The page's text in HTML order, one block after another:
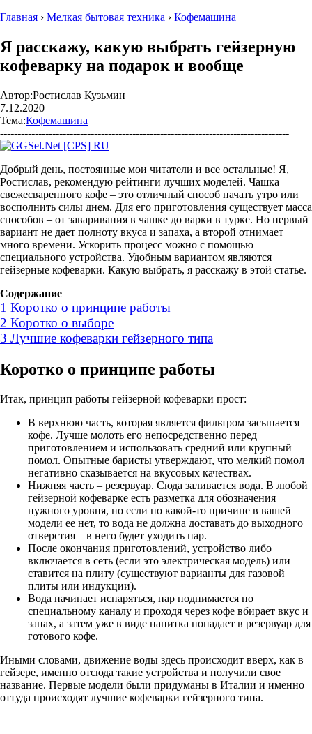
Главная › Мелкая бытовая техника › Кофемашина
Я расскажу, какую выбрать гейзерную
кофеварку на подарок и вообще
Автор:Ростислав Кузьмин
7.12.2020
Тема:Кофемашина
-----------------------------------------------------------------------------------
Добрый день, постоянные мои читатели и все остальные! Я,
Ростислав, рекомендую рейтинги лучших моделей. Чашка
свежесваренного кофе – это отличный способ начать утро или
восполнить силы днем. Для его приготовления существует масса
способов – от заваривания в чашке до варки в турке. Но первый
вариант не дает полноту вкуса и запаха, а второй отнимает
много времени. Ускорить процесс можно с помощью
специального устройства. Удобным вариантом являются
гейзерные кофеварки. Какую выбрать, я расскажу в этой статье.
Содержание
1 Коротко о принципе работы
2 Коротко о выборе
3 Лучшие кофеварки гейзерного типа
Коротко о принципе работы
Итак, принцип работы гейзерной кофеварки прост:
В верхнюю часть, которая является фильтром засыпается
кофе. Лучше молоть его непосредственно перед
приготовлением и использовать средний или крупный
помол. Опытные баристы утверждают, что мелкий помол
негативно сказывается на вкусовых качествах.
Нижняя часть – резервуар. Сюда заливается вода. В любой
гейзерной кофеварке есть разметка для обозначения
нужного уровня, но если по какой-то причине в вашей
модели ее нет, то вода не должна доставать до выходного
отверстия – в него будет уходить пар.
После окончания приготовлений, устройство либо
включается в сеть (если это электрическая модель) или
ставится на плиту (существуют варианты для газовой
плиты или индукции).
Вода начинает испаряться, пар поднимается по
специальному каналу и проходя через кофе вбирает вкус и
запах, а затем уже в виде напитка попадает в резервуар для
готового кофе.
Иными словами, движение воды здесь происходит вверх, как в
гейзере, именно отсюда такие устройства и получили свое
название. Первые модели были придуманы в Италии и именно
оттуда происходят лучшие кофеварки гейзерного типа.